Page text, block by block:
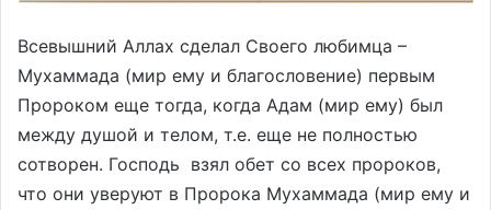
Всевышний Аллах сделал Своего любимца –
Мухаммада (мир ему и благословение) первым
Пророком еще тогда, когда Адам (мир ему) был
между душой и телом, т.е. еще не полностью
сотворен. Господь взял обет со всех пророков,
что они уверуют в Пророка Мухаммада (мир ему и